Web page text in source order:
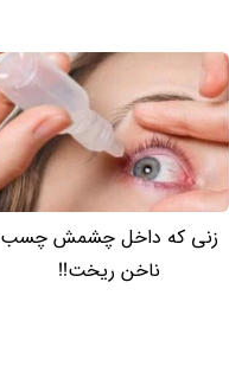
زنی که داخل چشمش چسب
ناخن ریخت!!